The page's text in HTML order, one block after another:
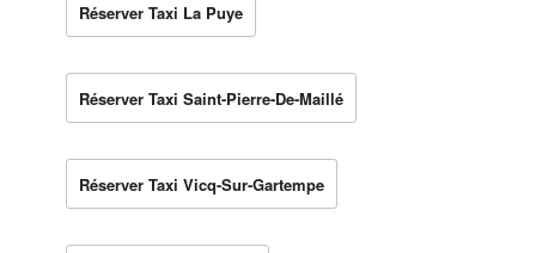
Réserver Taxi La Puye
Réserver Taxi Saint-Pierre-De-Maillé
Réserver Taxi Vicq-Sur-Gartempe